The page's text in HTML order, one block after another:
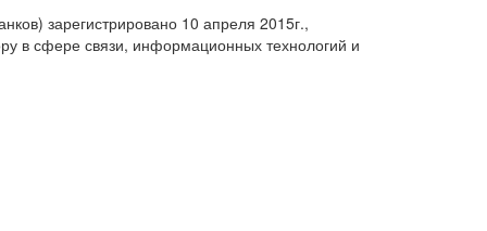
зарегистрировано 10 апреля 2015г.,
в сфере связи, информационных технологий и